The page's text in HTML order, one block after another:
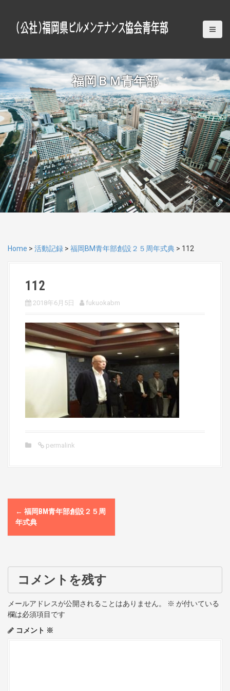
o
c
o
n
t
e
n
t
福岡ＢＭ青年部
Home > 活動記録 > 福岡BM青年部創設２５周年式典 > 112
112
2018年6月5日 fukuokabm
permalink
P
o
t
n
a
v
← 福岡BM青年部創設２５周
年式典
コメントを残す
メールアドレスが公開されることはありません。 ※ が付いている
欄は必須項目です
コメント ※